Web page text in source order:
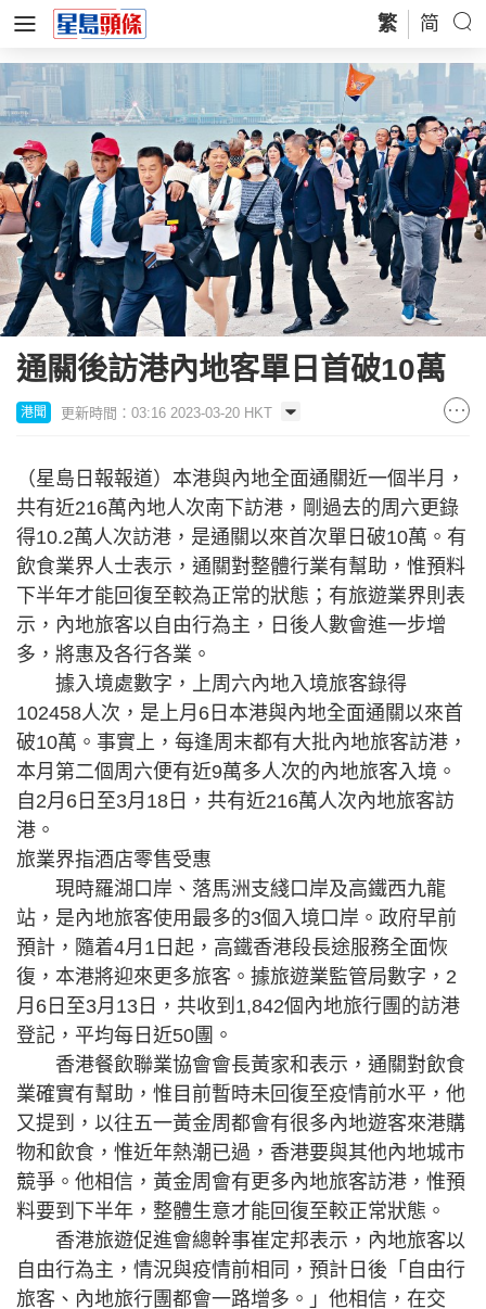
繁 简
通關後訪港內地客單日首破10萬
港聞 更新時間：03:16 2023-03-20 HKT
（星島日報報道）本港與內地全面通關近一個半月，
共有近216萬內地人次南下訪港，剛過去的周六更錄
得10.2萬人次訪港，是通關以來首次單日破10萬。有
飲食業界人士表示，通關對整體行業有幫助，惟預料
下半年才能回復至較為正常的狀態；有旅遊業界則表
示，內地旅客以自由行為主，日後人數會進一步增
多，將惠及各行各業。
據入境處數字，上周六內地入境旅客錄得
102458人次，是上月6日本港與內地全面通關以來首
破10萬。事實上，每逢周末都有大批內地旅客訪港，
本月第二個周六便有近9萬多人次的內地旅客入境。
自2月6日至3月18日，共有近216萬人次內地旅客訪
港。
旅業界指酒店零售受惠
現時羅湖口岸、落馬洲支綫口岸及高鐵西九龍
站，是內地旅客使用最多的3個入境口岸。政府早前
預計，隨着4月1日起，高鐵香港段長途服務全面恢
復，本港將迎來更多旅客。據旅遊業監管局數字，2
月6日至3月13日，共收到1,842個內地旅行團的訪港
登記，平均每日近50團。
香港餐飲聯業協會會長黃家和表示，通關對飲食
業確實有幫助，惟目前暫時未回復至疫情前水平，他
又提到，以往五一黃金周都會有很多內地遊客來港購
物和飲食，惟近年熱潮已過，香港要與其他內地城市
競爭。他相信，黃金周會有更多內地旅客訪港，惟預
料要到下半年，整體生意才能回復至較正常狀態。
香港旅遊促進會總幹事崔定邦表示，內地旅客以
自由行為主，情況與疫情前相同，預計日後「自由行
旅客、內地旅行團都會一路增多。」他相信，在交